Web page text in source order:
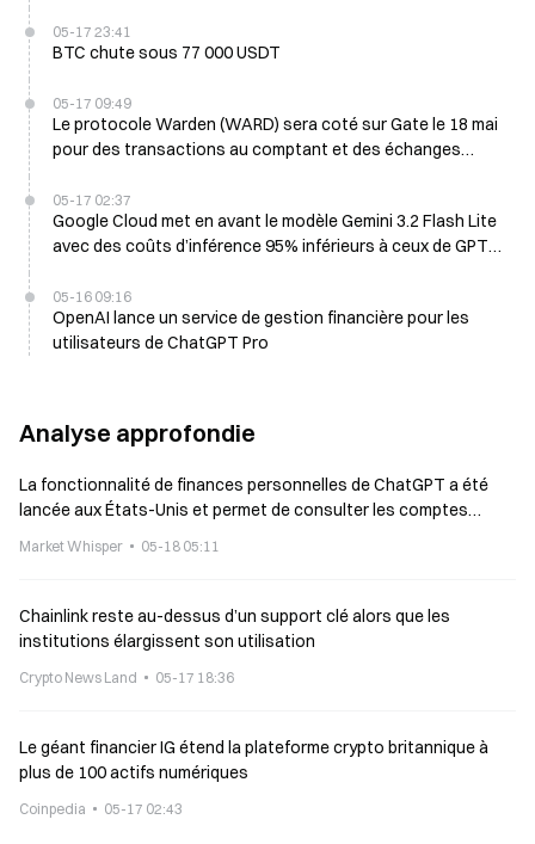
05-17 23:41
BTC chute sous 77 000 USDT
05-17 09:49
Le protocole Warden (WARD) sera coté sur Gate le 18 mai
pour des transactions au comptant et des échanges
05-17 02:37
Google Cloud met en avant le modèle Gemini 3.2 Flash Lite
avec des coûts d’inférence 95% inférieurs à ceux de GPT-
05-16 09:16
OpenAI lance un service de gestion financière pour les
utilisateurs de ChatGPT Pro
Analyse approfondie
La fonctionnalité de finances personnelles de ChatGPT a été
lancée aux États-Unis et permet de consulter les comptes
Market Whisper 05-18 05:11
Chainlink reste au-dessus d’un support clé alors que les
institutions élargissent son utilisation
Crypto News Land 05-17 18:36
Le géant financier IG étend la plateforme crypto britannique à
plus de 100 actifs numériques
Coinpedia 05-17 02:43